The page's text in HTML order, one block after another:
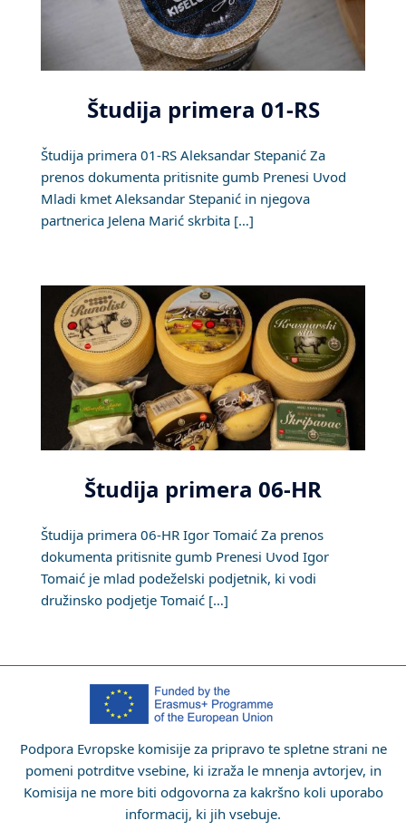
Študija primera 01-RS
Študija primera 01-RS Aleksandar Stepanić Za
prenos dokumenta pritisnite gumb Prenesi Uvod
Mladi kmet Aleksandar Stepanić in njegova
partnerica Jelena Marić skrbita […]
Študija primera 06-HR
Študija primera 06-HR Igor Tomaić Za prenos
dokumenta pritisnite gumb Prenesi Uvod Igor
Tomaić je mlad podeželski podjetnik, ki vodi
družinsko podjetje Tomaić […]
Podpora Evropske komisije za pripravo te spletne strani ne
pomeni potrditve vsebine, ki izraža le mnenja avtorjev, in
Komisija ne more biti odgovorna za kakršno koli uporabo
informacij, ki jih vsebuje.